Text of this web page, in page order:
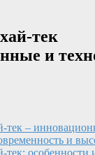
тек
и
тек –
и
тек: особенности